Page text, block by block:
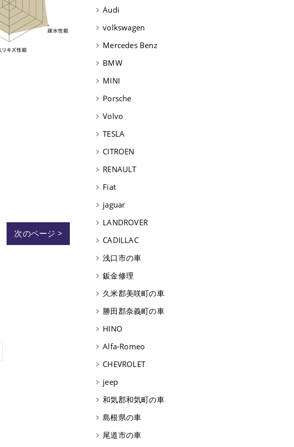
次のページ >
Audi
volkswagen
Mercedes Benz
BMW
MINI
Porsche
Volvo
TESLA
CITROEN
RENAULT
Fiat
jaguar
LANDROVER
CADILLAC
浅口市の車
鈑金修理
久米郡美咲町の車
勝田郡奈義町の車
HINO
Alfa-Romeo
CHEVROLET
jeep
和気郡和気町の車
島根県の車
尾道市の車